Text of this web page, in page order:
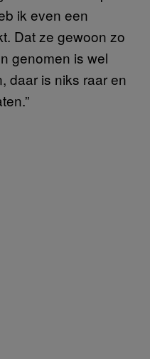
ik even een
Dat ze gewoon zo
genomen is wel
daar is niks raar en